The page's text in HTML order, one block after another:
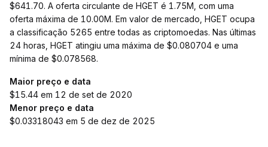
$641.70. A oferta circulante de HGET é 1.75M, com uma
oferta máxima de 10.00M. Em valor de mercado, HGET ocupa
a classificação 5265 entre todas as criptomoedas. Nas últimas
24 horas, HGET atingiu uma máxima de $0.080704 e uma
mínima de $0.078568.
Maior preço e data
$15.44 em 12 de set de 2020
Menor preço e data
$0.03318043 em 5 de dez de 2025